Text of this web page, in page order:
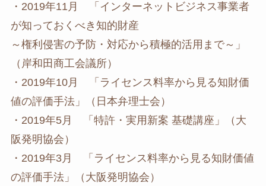
・2019年11月 「インターネットビジネス事業者
が知っておくべき知的財産
～権利侵害の予防・対応から積極的活用まで～」
（岸和田商工会議所）
・2019年10月 「ライセンス料率から見る知財価
値の評価手法」（日本弁理士会）
・2019年5月 「特許・実用新案 基礎講座」（大
阪発明協会）
・2019年3月 「ライセンス料率から見る知財価値
の評価手法」（大阪発明協会）